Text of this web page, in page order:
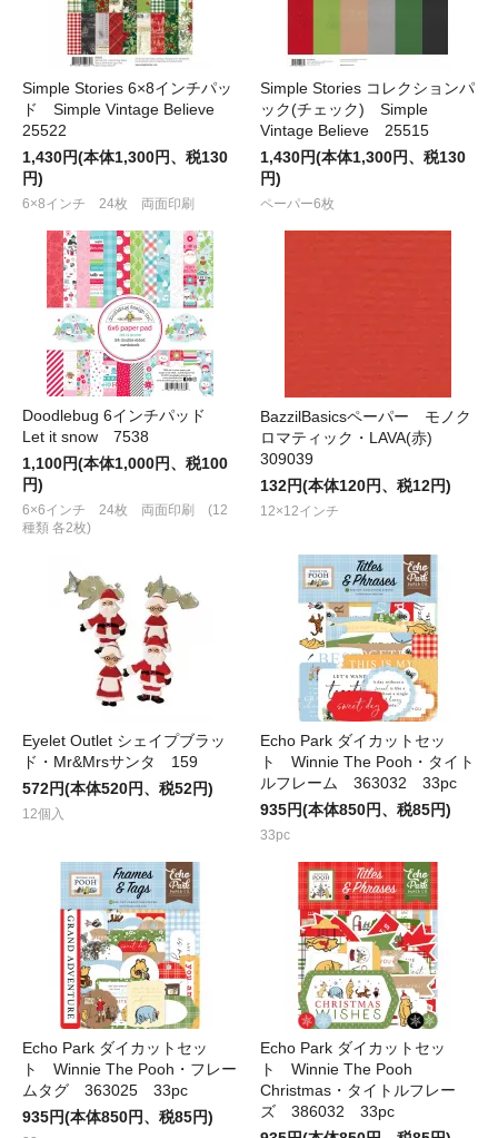
Simple Stories 6×8インチパッ
ド Simple Vintage Believe
25522
1,430円(本体1,300円、税130
円)
6×8インチ 24枚 両面印刷
Simple Stories コレクションパ
ック(チェック) Simple
Vintage Believe 25515
1,430円(本体1,300円、税130
円)
ペーパー6枚
Doodlebug 6インチパッド
Let it snow 7538
1,100円(本体1,000円、税100
円)
6×6インチ 24枚 両面印刷 (12
種類 各2枚)
BazzilBasicsペーパー モノク
ロマティック・LAVA(赤)
309039
132円(本体120円、税12円)
12×12インチ
Eyelet Outlet シェイプブラッ
ド・Mr&Mrsサンタ 159
572円(本体520円、税52円)
12個入
Echo Park ダイカットセッ
ト Winnie The Pooh・タイト
ルフレーム 363032 33pc
935円(本体850円、税85円)
33pc
Echo Park ダイカットセッ
ト Winnie The Pooh・フレー
ムタグ 363025 33pc
935円(本体850円、税85円)
Echo Park ダイカットセッ
ト Winnie The Pooh
Christmas・タイトルフレー
ズ 386032 33pc